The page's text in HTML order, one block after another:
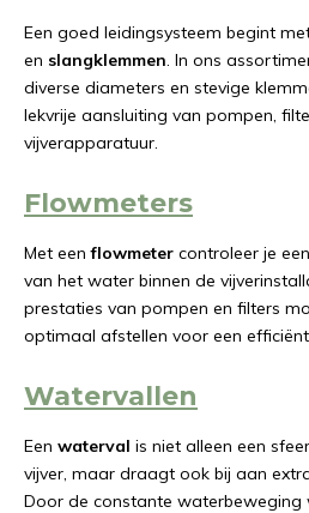
Een goed leidingsysteem begint
en slangklemmen. In ons
diverse diameters en stevige
lekvrije aansluiting van pompen,
vijverapparatuur.
Flowmeters
Met eenflowmeter controleer je
van het water binnen de
prestaties van pompen en filters
optimaal afstellen voor een
Watervallen
Een waterval is niet alleen een
vijver, maar draagt ook bij aan
Door de constante